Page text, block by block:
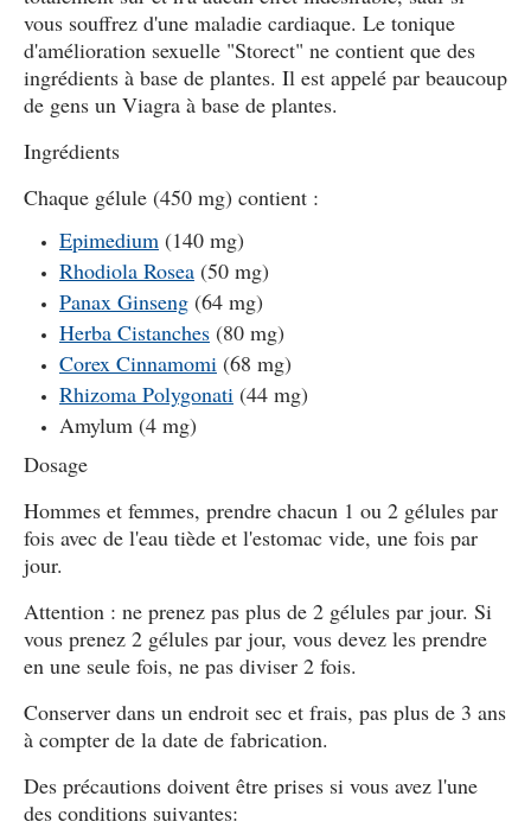
vous souffrez d'une maladie cardiaque. Le tonique
d'amélioration sexuelle "Storect" ne contient que des
ingrédients à base de plantes. Il est appelé par beaucoup
de gens un Viagra à base de plantes.
Ingrédients
Chaque gélule (450 mg) contient :
Epimedium (140 mg)
Rhodiola Rosea (50 mg)
Panax Ginseng (64 mg)
Herba Cistanches (80 mg)
Corex Cinnamomi (68 mg)
Rhizoma Polygonati (44 mg)
Amylum (4 mg)
Dosage
Hommes et femmes, prendre chacun 1 ou 2 gélules par
fois avec de l'eau tiède et l'estomac vide, une fois par
jour.
Attention : ne prenez pas plus de 2 gélules par jour. Si
vous prenez 2 gélules par jour, vous devez les prendre
en une seule fois, ne pas diviser 2 fois.
Conserver dans un endroit sec et frais, pas plus de 3 ans
à compter de la date de fabrication.
Des précautions doivent être prises si vous avez l'une
des conditions suivantes: